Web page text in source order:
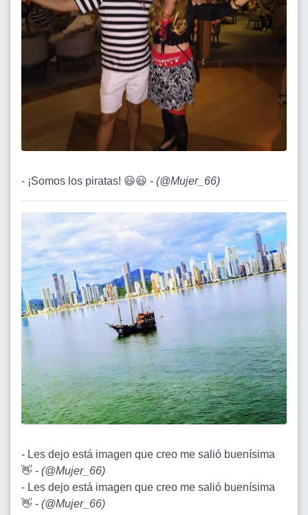
- ¡Somos los piratas! 😃😃 - (@Mujer_66)
- Les dejo está imagen que creo me salió buenísima
👋 - (@Mujer_66)
- Les dejo está imagen que creo me salió buenísima
👋 - (@Mujer_66)